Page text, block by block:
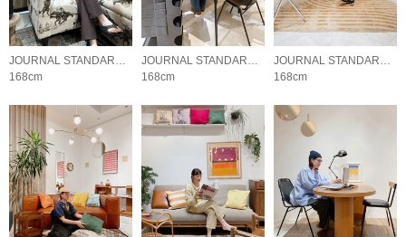
JOURNAL STANDARD FURNITURE
168cm
JOURNAL STANDARD FURNITURE
168cm
JOURNAL STANDARD FURNITURE
168cm